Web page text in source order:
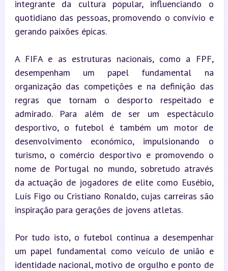
integrante da cultura popular, influenciando o
quotidiano das pessoas, promovendo o convívio e
gerando paixões épicas.
A FIFA e as estruturas nacionais, como a FPF,
desempenham um papel fundamental na
organização das competições e na definição das
regras que tornam o desporto respeitado e
admirado. Para além de ser um espectáculo
desportivo, o futebol é também um motor de
desenvolvimento económico, impulsionando o
turismo, o comércio desportivo e promovendo o
nome de Portugal no mundo, sobretudo através
da actuação de jogadores de elite como Eusébio,
Luís Figo ou Cristiano Ronaldo, cujas carreiras são
inspiração para gerações de jovens atletas.
Por tudo isto, o futebol continua a desempenhar
um papel fundamental como veículo de união e
identidade nacional, motivo de orgulho e ponto de